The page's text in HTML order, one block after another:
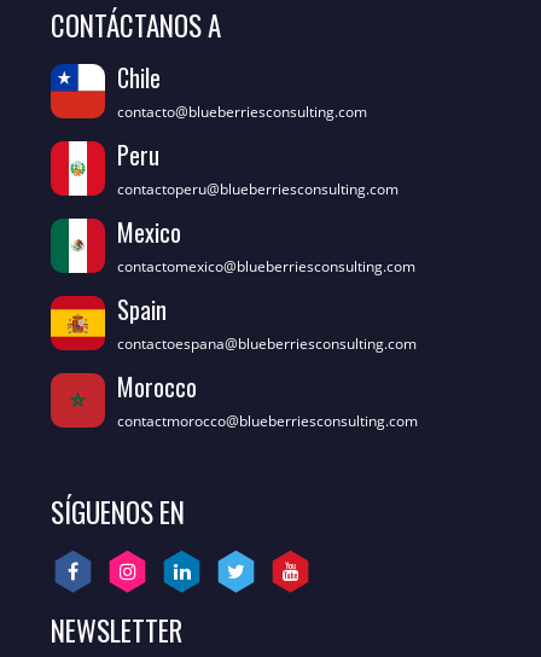
CONTÁCTANOS A
Chile
contacto@blueberriesconsulting.com
Peru
contactoperu@blueberriesconsulting.com
Mexico
contactomexico@blueberriesconsulting.com
Spain
contactoespana@blueberriesconsulting.com
Morocco
contactmorocco@blueberriesconsulting.com
SÍGUENOS EN
NEWSLETTER